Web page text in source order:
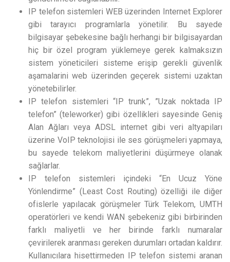
IP telefon sistemleri WEB üzerinden Internet Explorer
gibi tarayıcı programlarla yönetilir. Bu sayede
bilgisayar şebekesine bağlı herhangi bir bilgisayardan
hiç bir özel program yüklemeye gerek kalmaksızın
sistem yöneticileri sisteme erişip gerekli güvenlik
aşamalarini web üzerinden geçerek sistemi uzaktan
yönetebilirler.
IP telefon sistemleri “IP trunk”, ”Uzak noktada IP
telefon” (teleworker) gibi özellikleri sayesinde Geniş
Alan Ağları veya ADSL internet gibi veri altyapiları
üzerine VoIP teknolojisi ile ses görüşmeleri yapmaya,
bu sayede telekom maliyetlerini düşürmeye olanak
sağlarlar.
IP telefon sistemleri içindeki “En Ucuz Yöne
Yönlendirme” (Least Cost Routing) özelliği ile diğer
ofislerle yapılacak görüşmeler Türk Telekom, UMTH
operatörleri ve kendi WAN şebekeniz gibi birbirinden
farklı maliyetli ve her birinde farklı numaralar
çevirilerek aranması gereken durumları ortadan kaldırır.
Kullanıcılara hisettirmeden IP telefon sistemi aranan